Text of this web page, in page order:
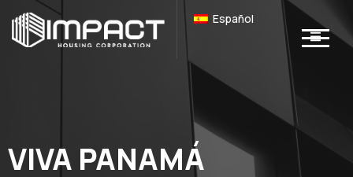
Español
VIVA PANAMÁ